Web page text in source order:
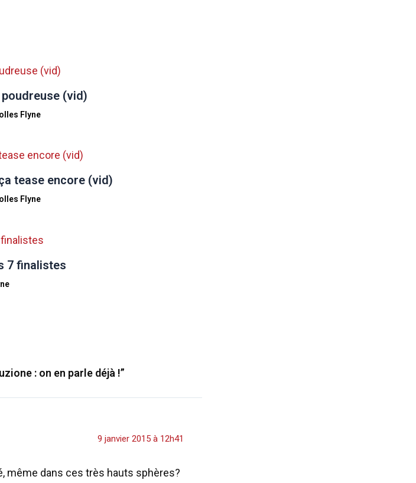
(vid)
Flyne
tease encore (vid)
Flyne
7 finalistes
: on en parle déjà !”
9 janvier 2015 à 12h41
même dans ces très hauts sphères?